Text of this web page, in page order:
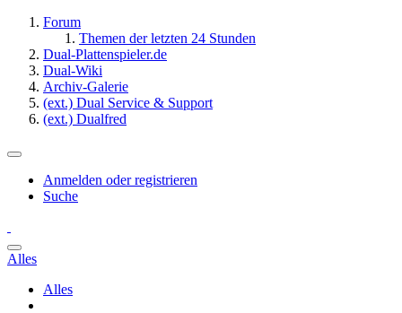
Forum
Themen der letzten 24 Stunden
Dual-Plattenspieler.de
Dual-Wiki
Archiv-Galerie
(ext.) Dual Service & Support
(ext.) Dualfred
Anmelden oder registrieren
Suche
Alles
Alles